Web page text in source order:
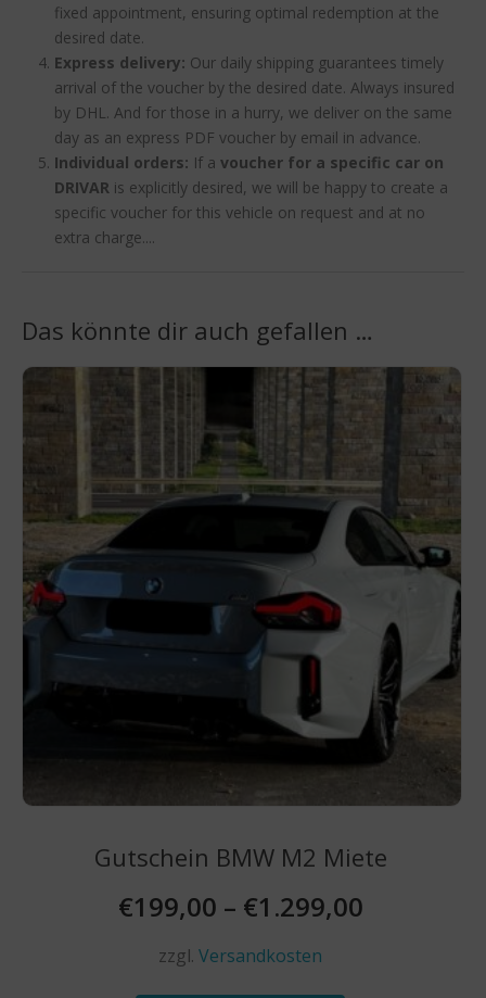
fixed appointment, ensuring optimal redemption at the
desired date.
Express delivery: Our daily shipping guarantees timely
arrival of the voucher by the desired date. Always insured
by DHL. And for those in a hurry, we deliver on the same
day as an express PDF voucher by email in advance.
Individual orders: If a voucher for a specific car on
DRIVAR is explicitly desired, we will be happy to create a
specific voucher for this vehicle on request and at no
extra charge....
Das könnte dir auch gefallen …
Gutschein BMW M2 Miete
€199,00 – €1.299,00
zzgl.Versandkosten